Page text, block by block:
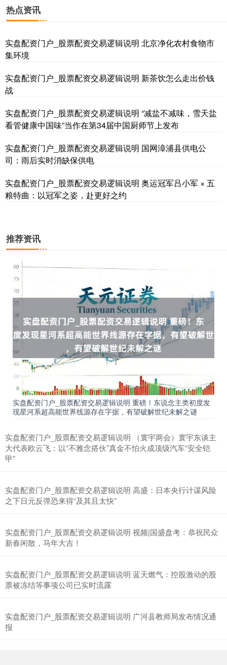
热点资讯
实盘配资门户_股票配资交易逻辑说明 北京净化农村食物市
集环境
实盘配资门户_股票配资交易逻辑说明 新茶饮怎么走出价钱
战
实盘配资门户_股票配资交易逻辑说明 “减盐不减味，雪天盐
看管健康中国味”当作在第34届中国厨师节上发布
实盘配资门户_股票配资交易逻辑说明 国网漳浦县供电公
司：雨后实时消缺保供电
实盘配资门户_股票配资交易逻辑说明 奥运冠军吕小军 × 五
粮特曲：以冠军之姿，赴更好之约
推荐资讯
实盘配资门户_股票配资交易逻辑说明 重磅！东说念主类初度发
现星河系超高能世界线源存在字据，有望破解世纪未解之谜
实盘配资门户_股票配资交易逻辑说明 （寰宇两会）寰宇东谈主
大代表欧云飞：以“不雅念搭伙”真金不怕火成顶级汽车“安全铠
甲”
实盘配资门户_股票配资交易逻辑说明 高盛：日本央行计谋风险
之下日元反弹恐来得“及其且太快”
实盘配资门户_股票配资交易逻辑说明 视频|国盛盘考：恭祝民众
新春闲散，马年大吉！
实盘配资门户_股票配资交易逻辑说明 蓝天燃气：控股激动的股
票被冻结等事项公司已实时流露
实盘配资门户_股票配资交易逻辑说明 广河县教师局发布情况通
报